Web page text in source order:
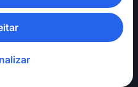
reservados